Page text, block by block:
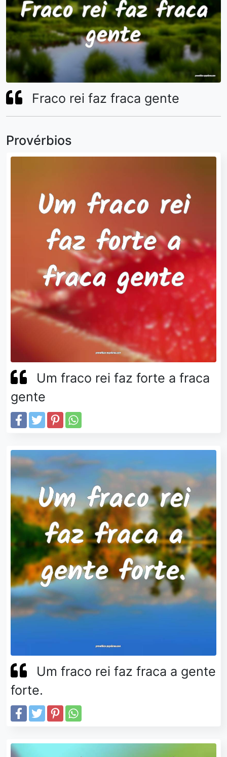
Fraco rei faz fraca gente
Provérbios
Um fraco rei faz forte a fraca
gente
Um fraco rei faz fraca a gente
forte.